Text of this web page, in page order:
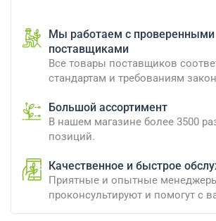
Мы работаем с проверенными
поставщиками
Все товары поставщиков
стандартам и требованиям
Большой ассортимент
В нашем магазине более 3500
позиций.
Качественное и быстрое
Приятные и опытные
проконсультируют и помогут с